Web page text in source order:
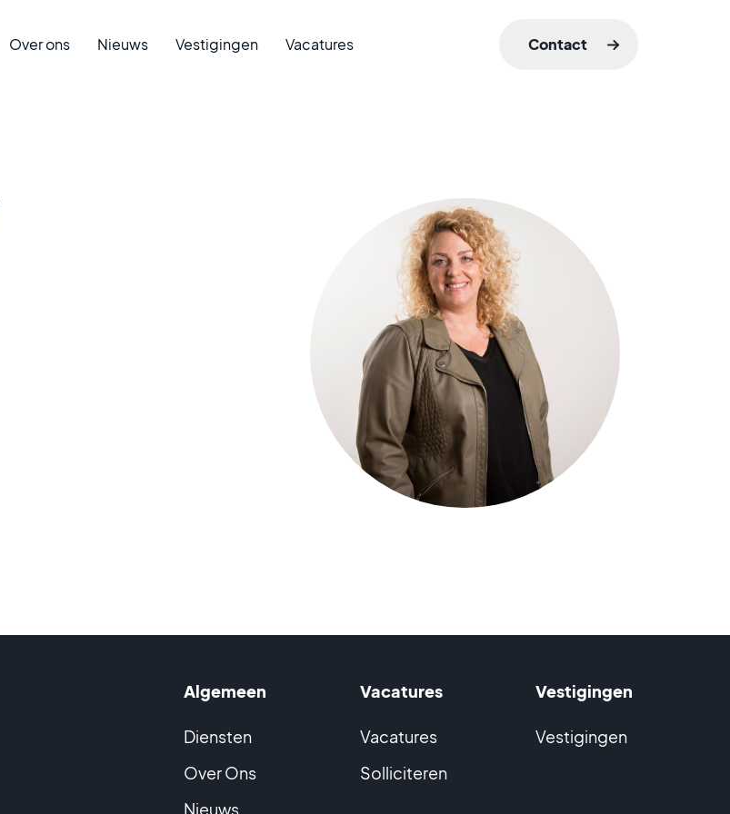
Over ons Nieuws Vestigingen Vacatures Contact
Algemeen
Diensten
Over Ons
Nieuws
Vacatures
Vacatures
Solliciteren
Vestigingen
Vestigingen